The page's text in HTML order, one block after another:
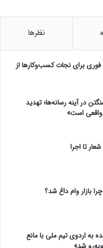
نظرها
فوری برای نجات کسب‌وکارها از
در آینه رسانه‌ها؛ تهدید
است»
تا اجرا
بازار وام داغ شد؟
به اردوی تیم ملی با مانع